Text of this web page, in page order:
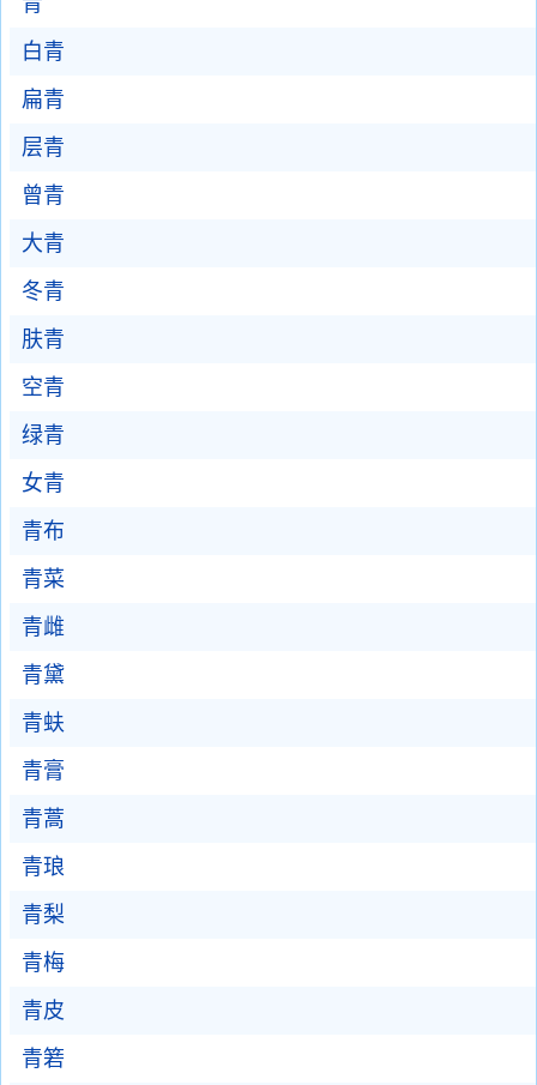
白青
扁青
层青
曾青
大青
冬青
肤青
空青
绿青
女青
青布
青菜
青雌
青黛
青蚨
青膏
青蒿
青琅
青梨
青梅
青皮
青箬